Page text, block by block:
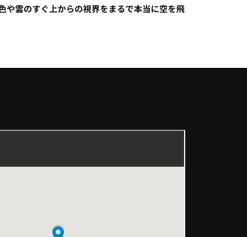
や雲のすぐ上からの視界をまるで本当に空を飛